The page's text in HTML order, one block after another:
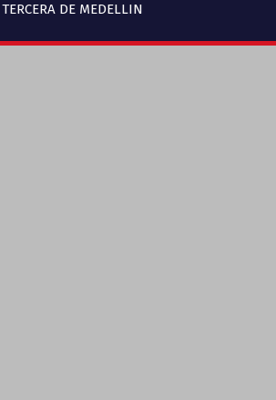
TERCERA DE MEDELLIN